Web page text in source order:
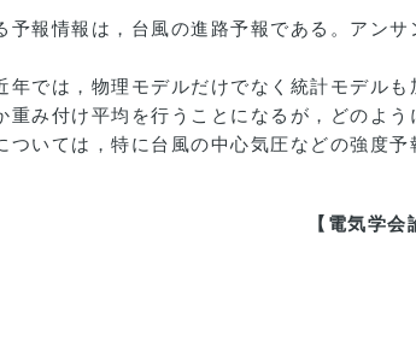
報情報は，台風の進路予報である。アン
では，物理モデルだけでなく統計モデル
み付け平均を行うことになるが，どのよ
いては，特に台風の中心気圧などの強度予
【電気学